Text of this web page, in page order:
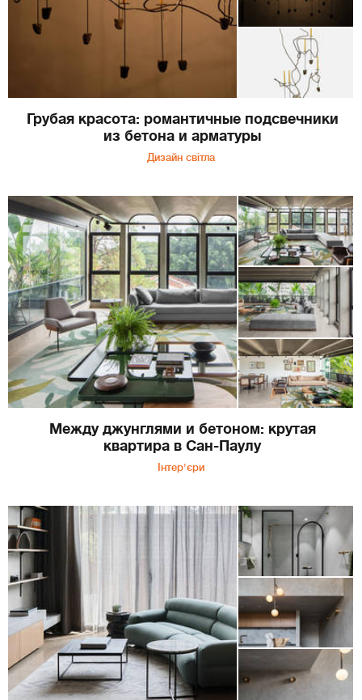
Грубая красота: романтичные подсвечники
из бетона и арматуры
Дизайн світла
Между джунглями и бетоном: крутая
квартира в Сан-Паулу
Інтер'єри